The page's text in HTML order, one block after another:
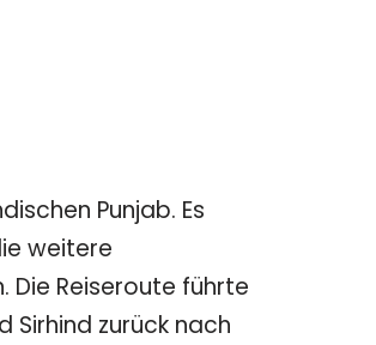
Punjab. Es
weitere
Reiseroute führte
Sirhind zurück nach